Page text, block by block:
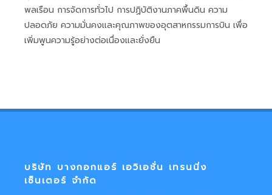
พลเรือน การจัดการทั่วไป การปฏิบัติงานภาคพื้นดิน ความ
ปลอดภัย ความมั่นคงและคุณภาพของอุตสาหกรรมการบิน เพื่อ
เพิ่มพูนความรู้อย่างต่อเนื่องและยั่งยืน
บริษัท บางกอกแอร์ เอวิเอชั่น เทรนนิ่ง
เซ็นเตอร์ จำกัด